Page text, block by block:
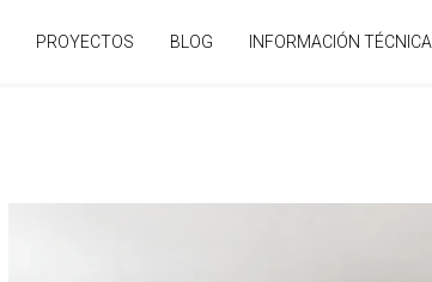
PROYECTOS BLOG INFORMACIÓN TÉCNICA